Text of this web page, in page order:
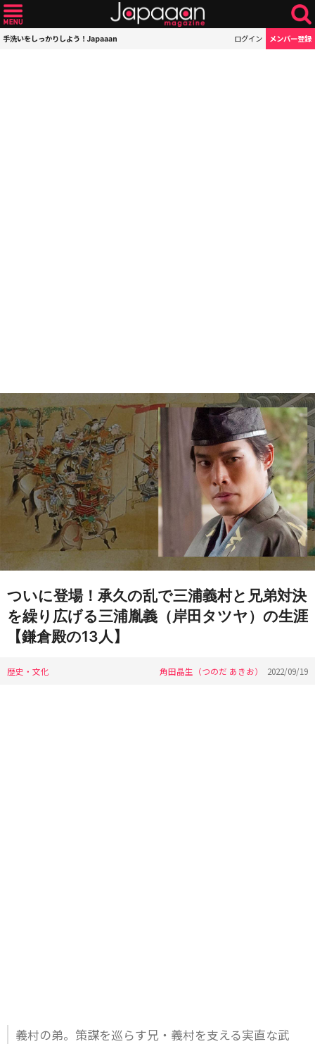
手洗いをしっかりしよう！Japaaan ログイン メンバー登録
ついに登場！承久の乱で三浦義村と兄弟対決
を繰り広げる三浦胤義（岸田タツヤ）の生涯
【鎌倉殿の13人】
歴史・文化 角田晶生（つのだ あきお） 2022/09/19
義村の弟。策謀を巡らす兄・義村を支える実直な武